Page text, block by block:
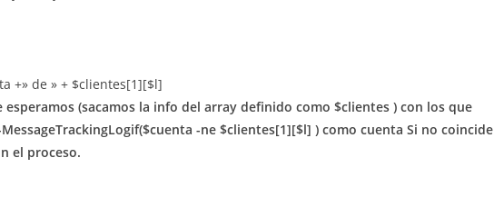
+» de » + $clientes[1][$l]
(sacamos la info del array definido como $clientes ) con los que
-ne $clientes[1][$l] ) como cuenta Si no coincide
el proceso.